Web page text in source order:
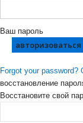
Ваш пароль
Forgot your password?
восстановление
Восстановите свой